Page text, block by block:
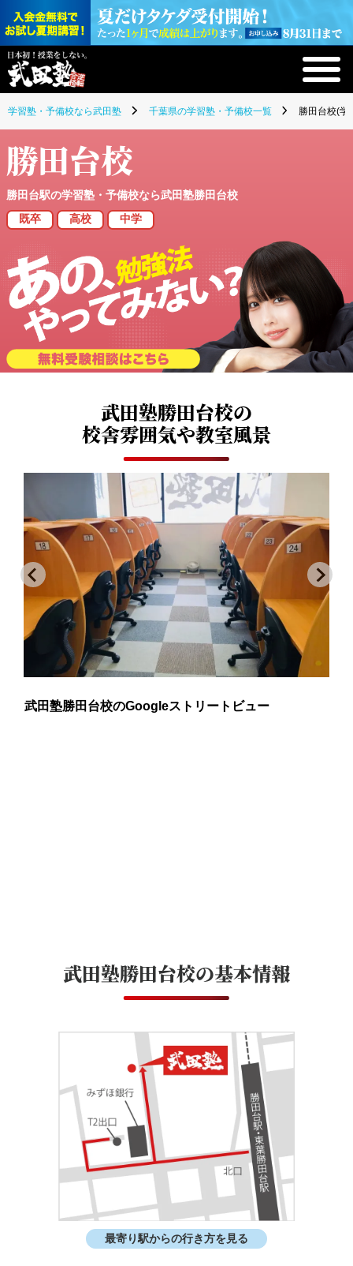
学習塾・予備校なら武田塾 千葉県の学習塾・予備校一覧 勝田台校(学
勝田台校
勝田台駅の学習塾・予備校なら武田塾勝田台校
既卒 高校 中学
武田塾勝田台校の
校舎雰囲気や教室風景
武田塾勝田台校のGoogleストリートビュー
武田塾勝田台校の基本情報
最寄り駅からの行き方を見る